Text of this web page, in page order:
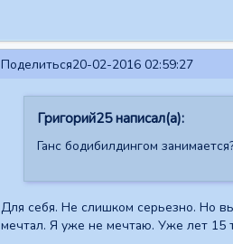
Поделиться20-02-2016 02:59:27
Григорий25 написал(а):
Ганс бодибилдингом
Для себя. Не слишком серьезно. Но
мечтал. Я уже не мечтаю. Уже лет 15